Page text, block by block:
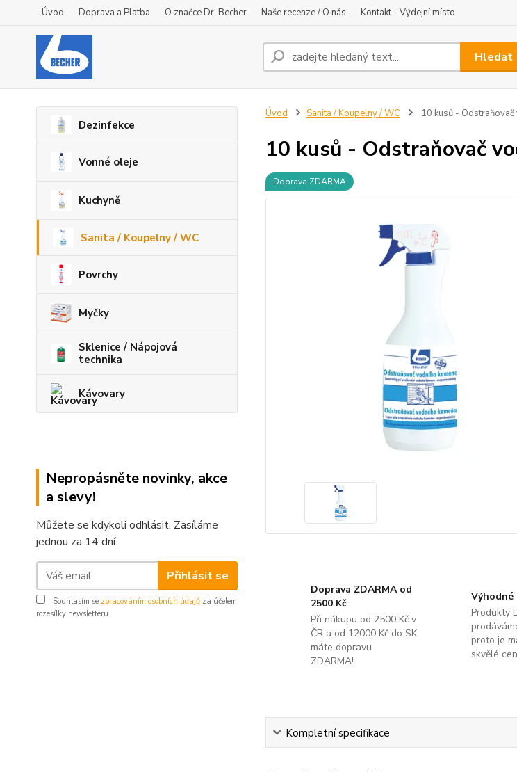
Úvod Doprava a Platba O značce Dr. Becher Naše recenze / O nás Kontakt - Výdejní místo
Hledat
Dezinfekce
Vonné oleje
Kuchyně
Sanita / Koupelny / WC
Povrchy
Myčky
Sklenice / Nápojová
technika
Kávovary
Nepropásněte novinky, akce
a slevy!
Můžete se kdykoli odhlásit. Zasíláme
jednou za 14 dní.
Přihlásit se
Souhlasím se zpracováním osobních údajů za účelem
rozesílky newsletteru.
Úvod Sanita / Koupelny / WC 10 kusů -
10 kusů - Odstraňovač
Doprava ZDARMA
Doprava ZDARMA od
2500 Kč
Při nákupu od 2500 Kč v
ČR a od 12000 Kč do SK
máte dopravu
ZDARMA!
Výhodné
Produkty
proto je
skvělé
Kompletní specifikace